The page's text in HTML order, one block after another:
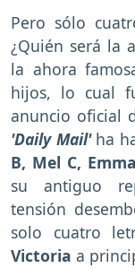
Pero sólo
¿Quién será la
la ahora
hijos, lo cual
anuncio oficial
'Daily Mail'ha
B, Mel C,
su antiguo
tensión
solo cuatro
Victoria a